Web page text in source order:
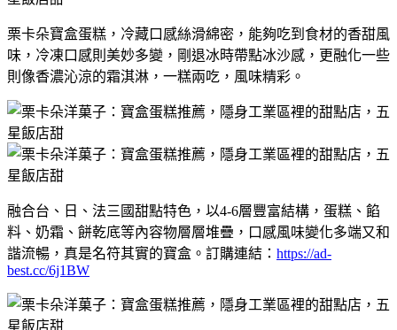
栗卡朵寶盒蛋糕，冷藏口感絲滑綿密，能夠吃到食材的香甜風
味，冷凍口感則美妙多變，剛退冰時帶點冰沙感，更融化一些
則像香濃沁涼的霜淇淋，一糕兩吃，風味精彩。
融合台、日、法三國甜點特色，以4-6層豐富結構，蛋糕、餡
料、奶霜、餅乾底等內容物層層堆疊，口感風味變化多端又和
諧流暢，真是名符其實的寶盒。訂購連結： https://ad-
best.cc/6j1BW